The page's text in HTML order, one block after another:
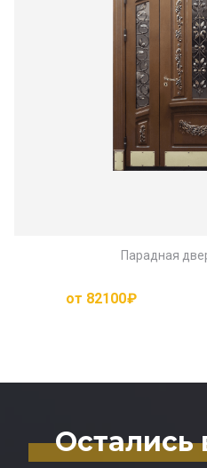
Парадная
от 82100₽
Остались